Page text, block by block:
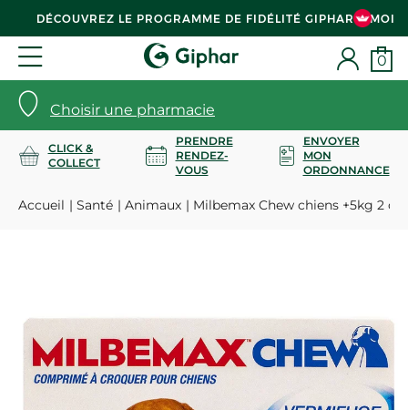
DÉCOUVREZ LE PROGRAMME DE FIDÉLITÉ GIPHAR & MOI
Choisir une pharmacie
0
CLICK &
COLLECT
PRENDRE
RENDEZ-
VOUS
ENVOYER
MON
ORDONNANCE
Accueil Santé Animaux Milbemax Chew chiens +5kg 2